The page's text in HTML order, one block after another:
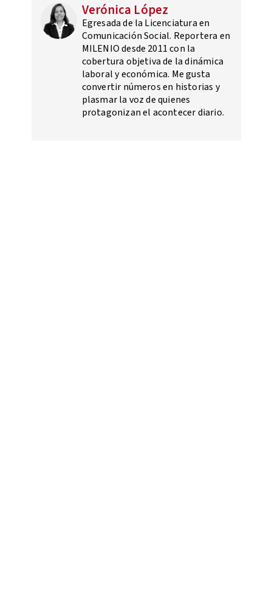
Verónica López
Egresada de la Licenciatura en
Comunicación Social. Reportera en
MILENIO desde 2011 con la
cobertura objetiva de la dinámica
laboral y económica. Me gusta
convertir números en historias y
plasmar la voz de quienes
protagonizan el acontecer diario.